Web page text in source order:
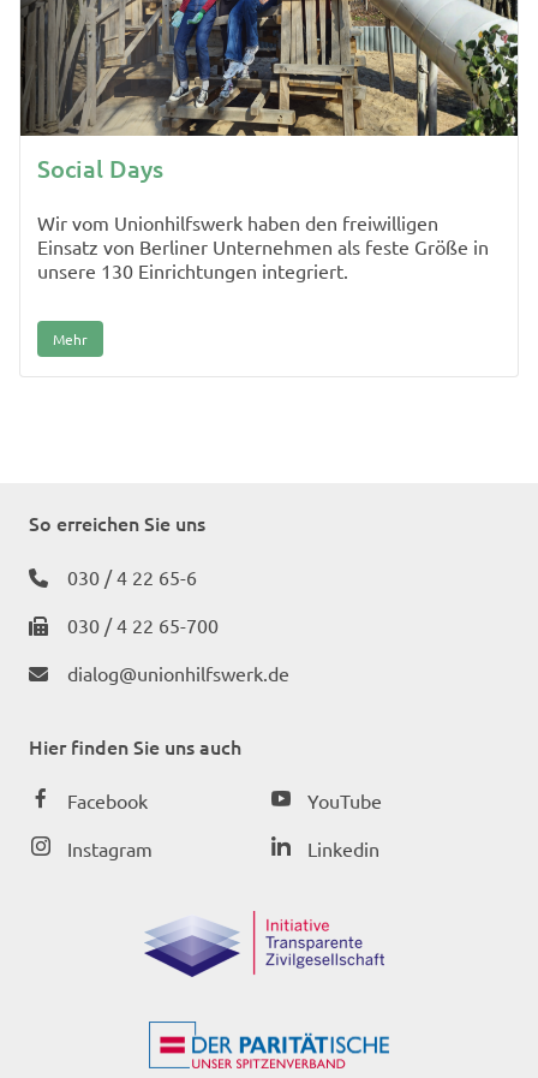
Social Days
Wir vom Unionhilfswerk haben den freiwilligen
Einsatz von Berliner Unternehmen als feste Größe in
unsere 130 Einrichtungen integriert.
Mehr
So erreichen Sie uns
030 / 4 22 65-6
030 / 4 22 65-700
dialog@unionhilfswerk.de
Hier finden Sie uns auch
Facebook
Instagram
YouTube
Linkedin